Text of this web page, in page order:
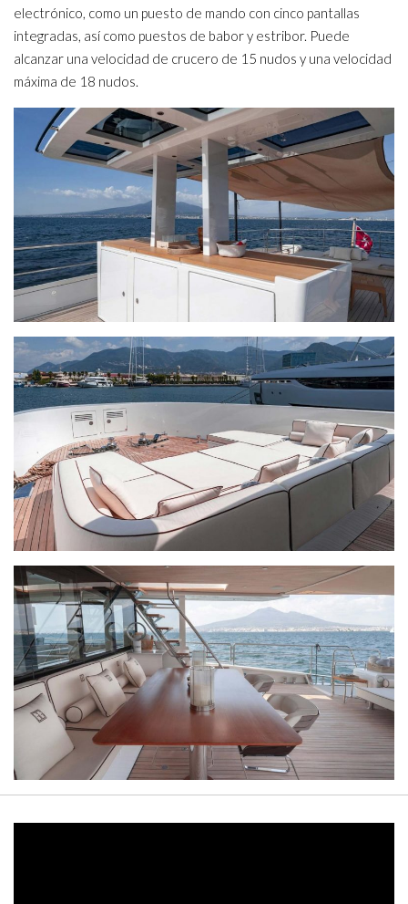
electrónico, como un puesto de mando con cinco pantallas
integradas, así como puestos de babor y estribor. Puede
alcanzar una velocidad de crucero de 15 nudos y una velocidad
máxima de 18 nudos.